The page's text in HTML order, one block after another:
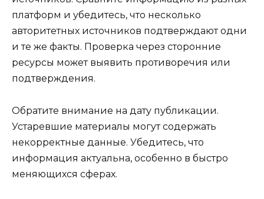
платформ и убедитесь, что несколько
авторитетных источников подтверждают одни
и те же факты. Проверка через сторонние
ресурсы может выявить противоречия или
подтверждения.
Обратите внимание на дату публикации.
Устаревшие материалы могут содержать
некорректные данные. Убедитесь, что
информация актуальна, особенно в быстро
меняющихся сферах.